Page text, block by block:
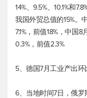
14%、9.5%、10.1%和
我国外贸总值的15%。
7.1%，前值18%，中国
0.3%，前值2.3%
5、德国7月工业产出环
6、当地时间7日，俄